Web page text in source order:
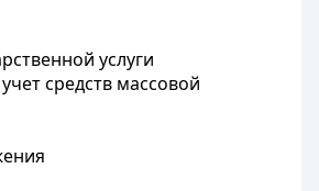
услуги
средств массовой